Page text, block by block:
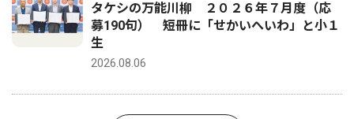
タケシの万能川柳 ２０２６年７月度（応
募190句） 短冊に「せかいへいわ」と小１
生
2026.08.06